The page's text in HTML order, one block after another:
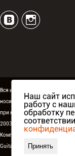
Вся информация,
носит исключительно
при каких условиях не
2003-2026 ©ESP Guitars . Все
Компания Аваллон,
Guitars
в России,
Наш сайт
работу с
обработку
Принять